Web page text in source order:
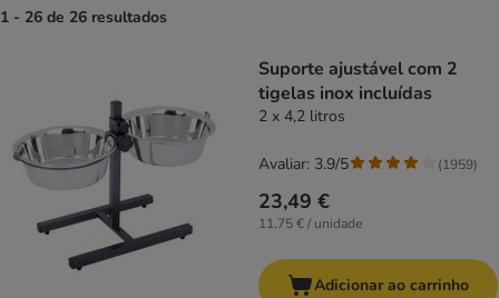
1 - 26 de 26 resultados
Suporte ajustável com 2
tigelas inox incluídas
2 x 4,2 litros
23,49 €
11,75 € / unidade
Avaliar: 3.9/5 (1959)
Adicionar ao carrinho